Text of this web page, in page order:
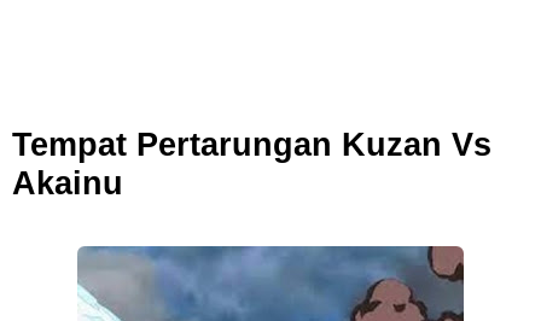
Tempat Pertarungan Kuzan Vs
Akainu